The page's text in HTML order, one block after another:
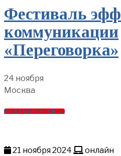
Фестиваль
коммуникации
«Переговорка»
24 ноября
Москва
ПОДРОБНОСТИ →
21 ноября 2024 онлайн